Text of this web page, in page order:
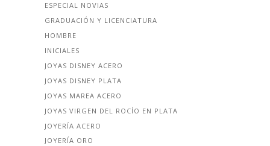
ESPECIAL NOVIAS
GRADUACIÓN Y LICENCIATURA
HOMBRE
INICIALES
JOYAS DISNEY ACERO
JOYAS DISNEY PLATA
JOYAS MAREA ACERO
JOYAS VIRGEN DEL ROCÍO EN PLATA
JOYERÍA ACERO
JOYERÍA ORO